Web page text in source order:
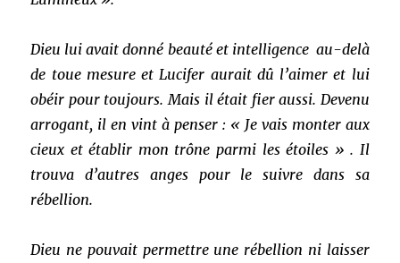
Dieu lui avait donné beauté et intelligence au-delà
de toue mesure et Lucifer aurait dû l’aimer et lui
obéir pour toujours. Mais il était fier aussi. Devenu
arrogant, il en vint à penser : « Je vais monter aux
cieux et établir mon trône parmi les étoiles » . Il
trouva d’autres anges pour le suivre dans sa
rébellion.
Dieu ne pouvait permettre une rébellion ni laisser